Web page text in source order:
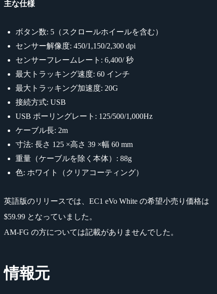
主な仕様
ボタン数: 5（スクロールホイールを含む）
センサー解像度: 450/1,150/2,300 dpi
センサーフレームレート: 6,400/ 秒
最大トラッキング速度: 60 インチ
最大トラッキング加速度: 20G
接続方式: USB
USB ポーリングレート: 125/500/1,000Hz
ケーブル長: 2m
寸法: 長さ 125 ×高さ 39 ×幅 60 mm
重量（ケーブルを除く本体）: 88g
色: ホワイト（クリアコーティング）
英語版のリリースでは、EC1 eVo White の希望小売り価格は
$59.99 となっていました。
AM-FG の方については記載がありませんでした。
情報元